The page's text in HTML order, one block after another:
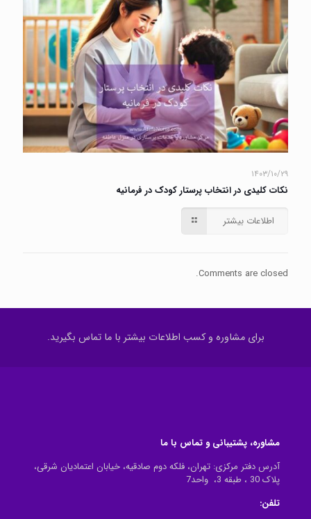
۱۴۰۳/۱۰/۲۹
نکات کلیدی در انتخاب پرستار کودک در فرمانیه
اطلاعات بیشتر
Comments are closed.
برای مشاوره و کسب اطلاعات بیشتر با ما تماس بگیرید.
مشاوره، پشتیبانی و تماس با ما
آدرس دفتر مرکزی: تهران، فلکه دوم صادقیه، خیابان اعتمادیان شرقی،
پلاک 30 ، طبقه 3، واحد7
تلفن: